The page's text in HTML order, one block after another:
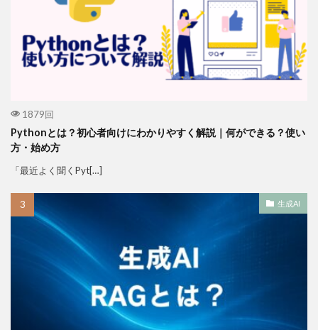
1879回
Pythonとは？初心者向けにわかりやすく解説｜何ができる？使い
方・始め方
「最近よく聞くPyt[…]
生成AI